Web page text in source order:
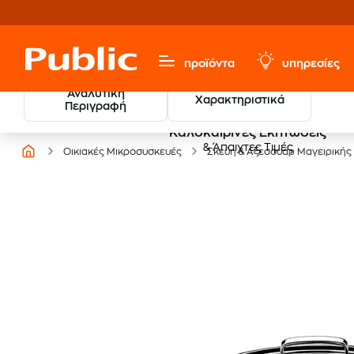
προϊόντα υπηρεσίες
Αναλυτική
Περιγραφή
Χαρακτηριστικά
Καλοκαιρινές Εκπτώσεις
& Άπαιχτες Τιμές
Οικιακές Μικροσυσκευές Σκεύη & Αξεσουάρ Μαγειρικής